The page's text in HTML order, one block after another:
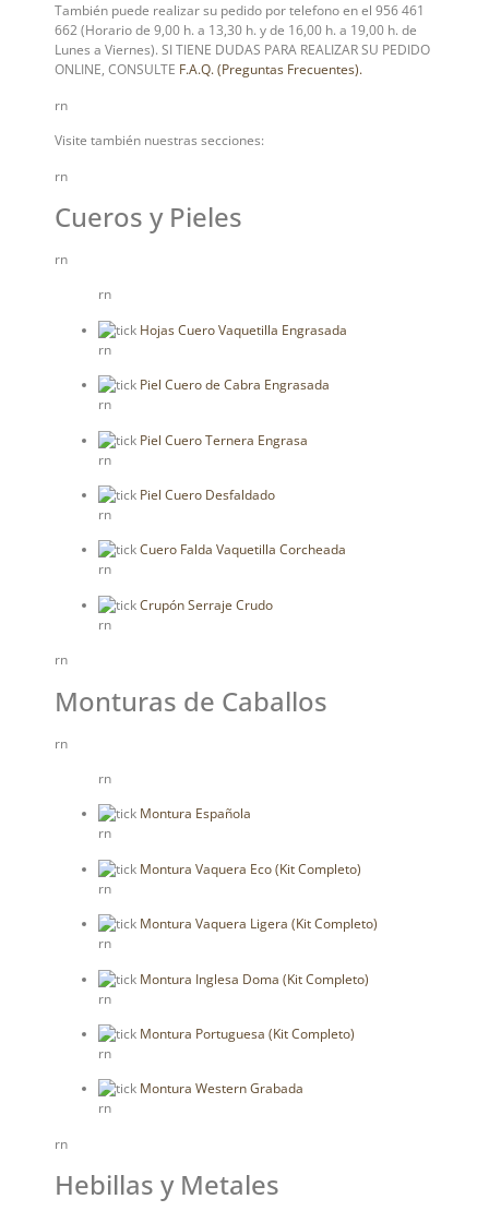
También puede realizar su pedido por telefono en el 956 461
662 (Horario de 9,00 h. a 13,30 h. y de 16,00 h. a 19,00 h. de
Lunes a Viernes). SI TIENE DUDAS PARA REALIZAR SU PEDIDO
ONLINE, CONSULTE F.A.Q. (Preguntas Frecuentes).
rn
Visite también nuestras secciones:
rn
Cueros y Pieles
rn
rn
Hojas Cuero Vaquetilla Engrasada
rn
Piel Cuero de Cabra Engrasada
rn
Piel Cuero Ternera Engrasa
rn
Piel Cuero Desfaldado
rn
Cuero Falda Vaquetilla Corcheada
rn
Crupón Serraje Crudo
rn
rn
Monturas de Caballos
rn
rn
Montura Española
rn
Montura Vaquera Eco (Kit Completo)
rn
Montura Vaquera Ligera (Kit Completo)
rn
Montura Inglesa Doma (Kit Completo)
rn
Montura Portuguesa (Kit Completo)
rn
Montura Western Grabada
rn
rn
Hebillas y Metales